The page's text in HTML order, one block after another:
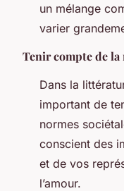
un mélange
varier
Tenir compte de la
Dans la
important de
normes
conscient des
et de vos
l’amour.